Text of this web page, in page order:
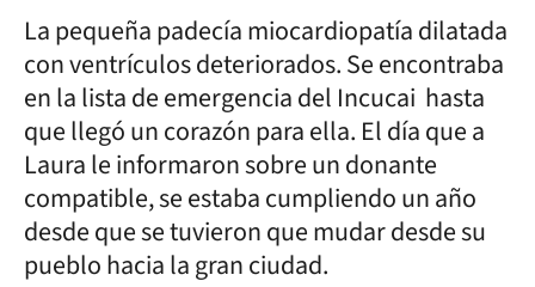
La pequeña padecía miocardiopatía dilatada
con ventrículos deteriorados. Se encontraba
en la lista de emergencia del Incucai hasta
que llegó un corazón para ella. El día que a
Laura le informaron sobre un donante
compatible, se estaba cumpliendo un año
desde que se tuvieron que mudar desde su
pueblo hacia la gran ciudad.